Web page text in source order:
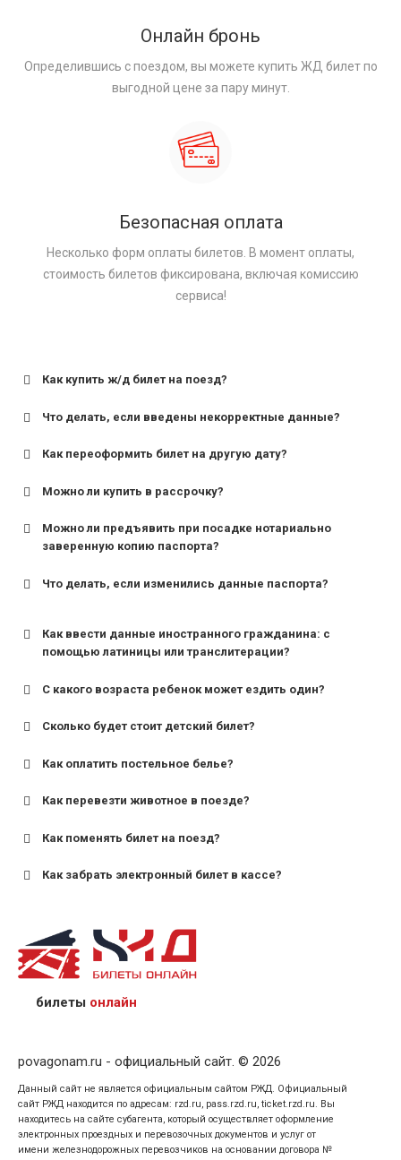
Онлайн бронь
Определившись с поездом, вы можете купить ЖД билет по
выгодной цене за пару минут.
Безопасная оплата
Несколько форм оплаты билетов. В момент оплаты,
стоимость билетов фиксирована, включая комиссию
сервиса!
Как купить ж/д билет на поезд?
Что делать, если введены некорректные данные?
Как переоформить билет на другую дату?
Можно ли купить в рассрочку?
Можно ли предъявить при посадке нотариально
заверенную копию паспорта?
Что делать, если изменились данные паспорта?
Как ввести данные иностранного гражданина: с
помощью латиницы или транслитерации?
С какого возраста ребенок может ездить один?
для поездов дальнего следования — от 10 лет и
для пригородных поездов — от 7 лет.
Сколько будет стоит детский билет?
Как оплатить постельное белье?
Как перевезти животное в поезде?
Как поменять билет на поезд?
Как забрать электронный билет в кассе?
назвав кассиру 14-значный номер заказа;
предъявив удостоверение личности пассажира, на
кого оформлен билет.
билеты онлайн
povagonam.ru - официальный сайт. © 2026
Данный сайт не является официальным сайтом РЖД. Официальный
сайт РЖД находится по адресам: rzd.ru, pass.rzd.ru, ticket.rzd.ru. Вы
находитесь на сайте субагента, который осуществляет оформление
электронных проездных и перевозочных документов и услуг от
имени железнодорожных перевозчиков на основании договора №